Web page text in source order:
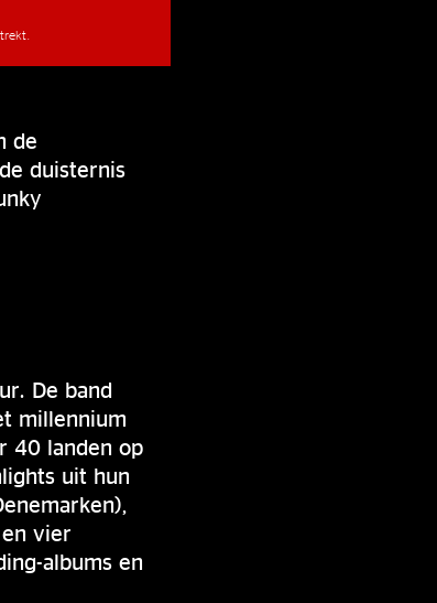
de
duisternis
De band
millennium
40 landen op
uit hun
vier
albums en